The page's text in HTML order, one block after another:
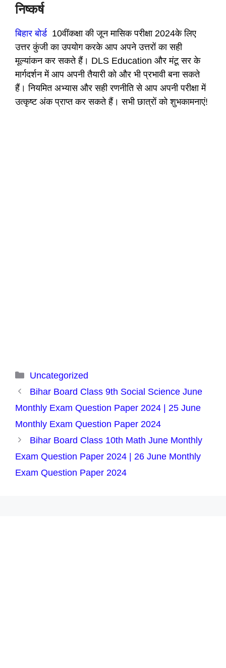
निष्कर्ष
बिहार बोर्ड10वींकक्षा की जून मासिक परीक्षा 2024के लिए
उत्तर कुंजी का उपयोग करके आप अपने उत्तरों का सही
मूल्यांकन कर सकते हैं। DLS Education और मंटू सर के
मार्गदर्शन में आप अपनी तैयारी को और भी प्रभावी बना सकते
हैं। नियमित अभ्यास और सही रणनीति से आप अपनी परीक्षा में
उत्कृष्ट अंक प्राप्त कर सकते हैं। सभी छात्रों को शुभकामनाएं!
Categories
Uncategorized
Bihar Board Class 9th Social Science June
Monthly Exam Question Paper 2024 | 25 June
Monthly Exam Question Paper 2024
Bihar Board Class 10th Math June Monthly
Exam Question Paper 2024 | 26 June Monthly
Exam Question Paper 2024